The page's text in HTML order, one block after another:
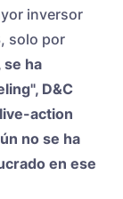
inversor
solo por
se ha
D&C
action
no se ha
en ese